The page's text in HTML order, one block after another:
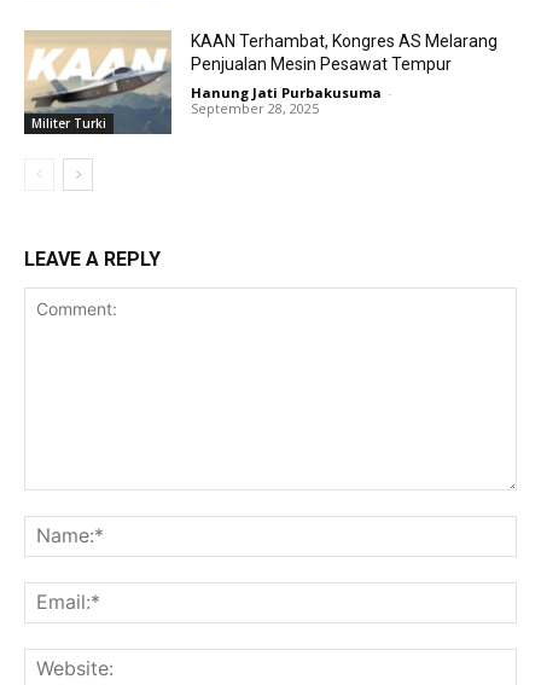
Militer Turki
KAAN Terhambat, Kongres AS Melarang
Penjualan Mesin Pesawat Tempur
Hanung Jati Purbakusuma -
September 28, 2025
LEAVE A REPLY